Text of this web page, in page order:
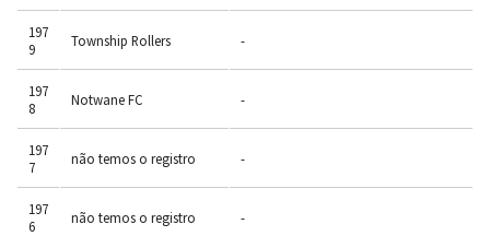
197
9
Township Rollers -
197
8
Notwane FC -
197
7
não temos o registro -
197
6
não temos o registro -